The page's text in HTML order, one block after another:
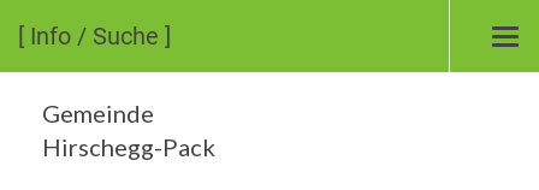
[ Info / Suche ]
Gemeinde
Hirschegg-Pack